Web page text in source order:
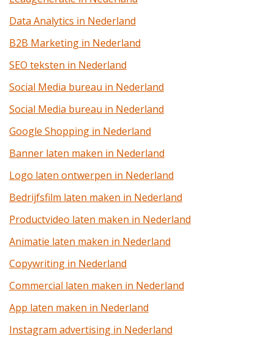
Data Analytics in Nederland
B2B Marketing in Nederland
SEO teksten in Nederland
Social Media bureau in Nederland
Social Media bureau in Nederland
Google Shopping in Nederland
Banner laten maken in Nederland
Logo laten ontwerpen in Nederland
Bedrijfsfilm laten maken in Nederland
Productvideo laten maken in Nederland
Animatie laten maken in Nederland
Copywriting in Nederland
Commercial laten maken in Nederland
App laten maken in Nederland
Instagram advertising in Nederland